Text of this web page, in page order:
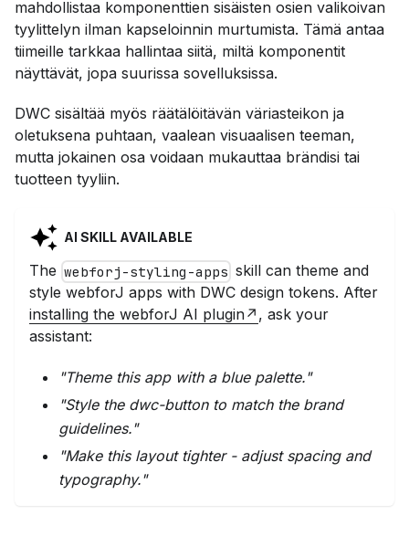
mahdollistaa komponenttien sisäisten osien valikoivan
tyylittelyn ilman kapseloinnin murtumista. Tämä antaa
tiimeille tarkkaa hallintaa siitä, miltä komponentit
näyttävät, jopa suurissa sovelluksissa.
DWC sisältää myös räätälöitävän väriasteikon ja
oletuksena puhtaan, vaalean visuaalisen teeman,
mutta jokainen osa voidaan mukauttaa brändisi tai
tuotteen tyyliin.
AI SKILL AVAILABLE
The webforj-styling-apps skill cantheme and
style webforJ apps with DWC design tokens. After
installing the webforJ AI plugin
, ask your
assistant:
"Theme this app with a blue palette."
"Style the dwc-button to match the brand
guidelines."
"Make this layout tighter - adjust spacing and
typography."